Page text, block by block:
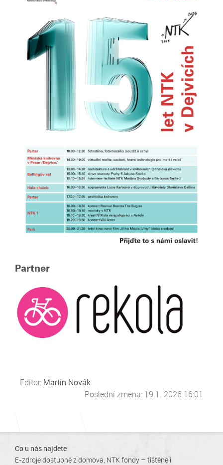
Partner
Editor: Martin Novák
Poslední změna: 19.1. 2026 16:01
Co u nás najdete
E-zdroje dostupné z domova NTK fondy – tištěné i